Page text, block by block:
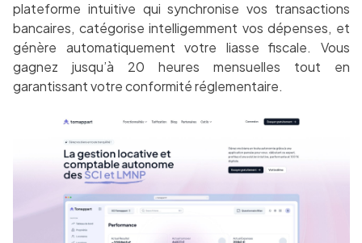
plateforme intuitive qui synchronise vos transactions
bancaires, catégorise intelligemment vos dépenses, et
génère automatiquement votre liasse fiscale. Vous
gagnez jusqu’à 20 heures mensuelles tout en
garantissant votre conformité réglementaire.